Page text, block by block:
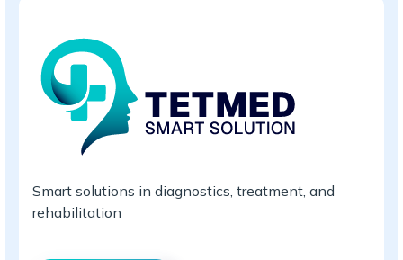
Smart solutions in diagnostics, treatment, and
rehabilitation